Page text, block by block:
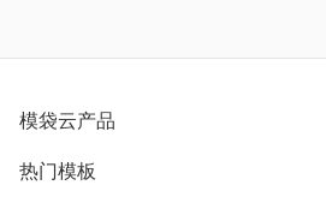
模袋云产品
别墅设计营销
热门模板